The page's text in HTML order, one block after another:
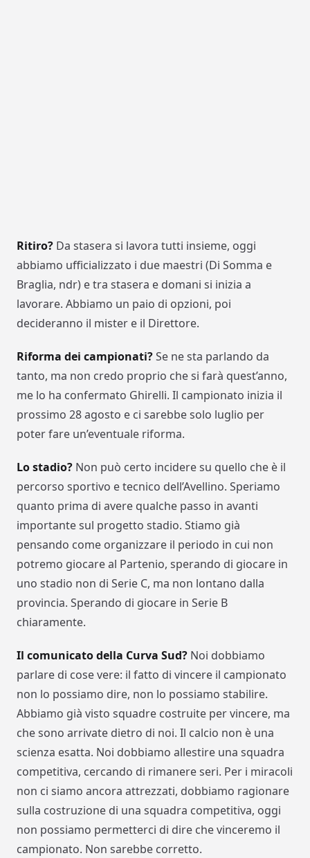
Ritiro? Da stasera si lavora tutti insieme, oggi
abbiamo ufficializzato i due maestri (Di Somma e
Braglia, ndr) e tra stasera e domani si inizia a
lavorare. Abbiamo un paio di opzioni, poi
decideranno il mister e il Direttore.
Riforma dei campionati?Se ne sta parlando da
tanto, ma non credo proprio che si farà quest’anno,
me lo ha confermato Ghirelli. Il campionato inizia il
prossimo 28 agosto e ci sarebbe solo luglio per
poter fare un’eventuale riforma.
Lo stadio? Non può certo incidere su quello che è il
percorso sportivo e tecnico dell’Avellino. Speriamo
quanto prima di avere qualche passo in avanti
importante sul progetto stadio. Stiamo già
pensando come organizzare il periodo in cui non
potremo giocare al Partenio, sperando di giocare in
uno stadio non di Serie C, ma non lontano dalla
provincia. Sperando di giocare in Serie B
chiaramente.
Il comunicato della Curva Sud? Noi dobbiamo
parlare di cose vere: il fatto di vincere il campionato
non lo possiamo dire, non lo possiamo stabilire.
Abbiamo già visto squadre costruite per vincere, ma
che sono arrivate dietro di noi. Il calcio non è una
scienza esatta. Noi dobbiamo allestire una squadra
competitiva, cercando di rimanere seri. Per i miracoli
non ci siamo ancora attrezzati, dobbiamo ragionare
sulla costruzione di una squadra competitiva, oggi
non possiamo permetterci di dire che vinceremo il
campionato. Non sarebbe corretto.